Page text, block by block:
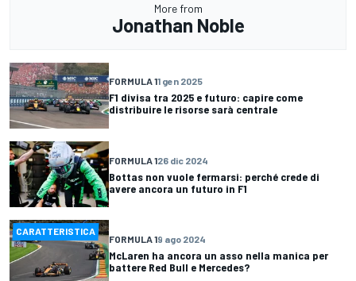
More from
Jonathan Noble
FORMULA 11 gen 2025
F1 divisa tra 2025 e futuro: capire come
distribuire le risorse sarà centrale
FORMULA 126 dic 2024
Bottas non vuole fermarsi: perché crede di
avere ancora un futuro in F1
CARATTERISTICA
FORMULA 19 ago 2024
McLaren ha ancora un asso nella manica per
battere Red Bull e Mercedes?